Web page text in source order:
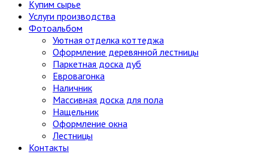
Купим сырье
Услуги производства
Фотоальбом
Уютная отделка коттеджа
Оформление деревянной лестницы
Паркетная доска дуб
Евровагонка
Наличник
Массивная доска для пола
Нащельник
Оформление окна
Лестницы
Контакты